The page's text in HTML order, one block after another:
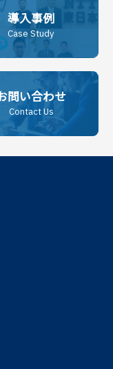
導入事例
Case Study
問い合わせ
Contact Us